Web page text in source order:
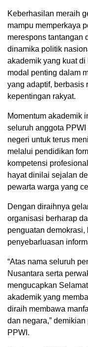
Keberhasilan meraih
mampu memperkaya
merespons tantangan
dinamika politik
akademik yang kuat
modal penting dalam
yang adaptif, berbasis
kepentingan rakyat.
Momentum akademik
seluruh anggota
negeri untuk terus
melalui pendidikan
kompetensi
hayat dinilai sejalan
pewarta warga yang
Dengan diraihnya
organisasi berharap
penguatan demokrasi,
penyebarluasan
“Atas nama seluruh
Nusantara serta
mengucapkan
akademik yang
diraih membawa
dan negara,”
PPWI.